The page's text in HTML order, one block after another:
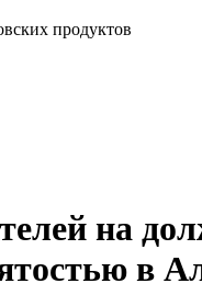
продуктов
на
в